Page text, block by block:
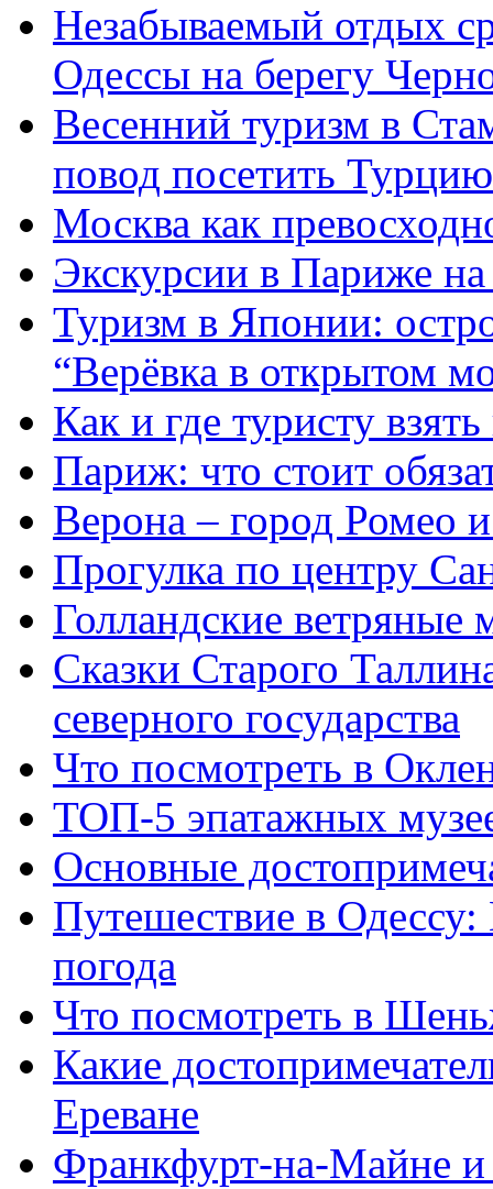
Незабываемый отдых
Одессы на берегу
Весенний туризм в
повод посетить Турцию
Москва как
Экскурсии в Париже
Туризм в Японии:
“Верёвка в открытом
Как и где туристу
Париж: что стоит
Верона – город Ромео
Прогулка по центру
Голландские ветряные
Сказки Старого
северного государства
Что посмотреть в
ТОП-5 эпатажных
Основные
Путешествие в
погода
Что посмотреть в
Какие
Ереване
Франкфурт-на-Майне и